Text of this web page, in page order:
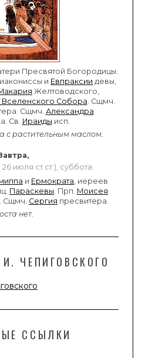
Пресвятой Богородицы.
и Евпраксии девы,
Желтоводского,
Вселенского Собора. Сщмч.
Сщмч. Александра
Св. Ираиды исп.
с растительным маслом.
26 июля ст.ст.), суббота.
и Ермократа, иереев
Параскевы. Прп. Моисея
Сщмч. Сергия пресвитера.
нет.
ЧЕПИГОВСКОГО
ССЫЛКИ